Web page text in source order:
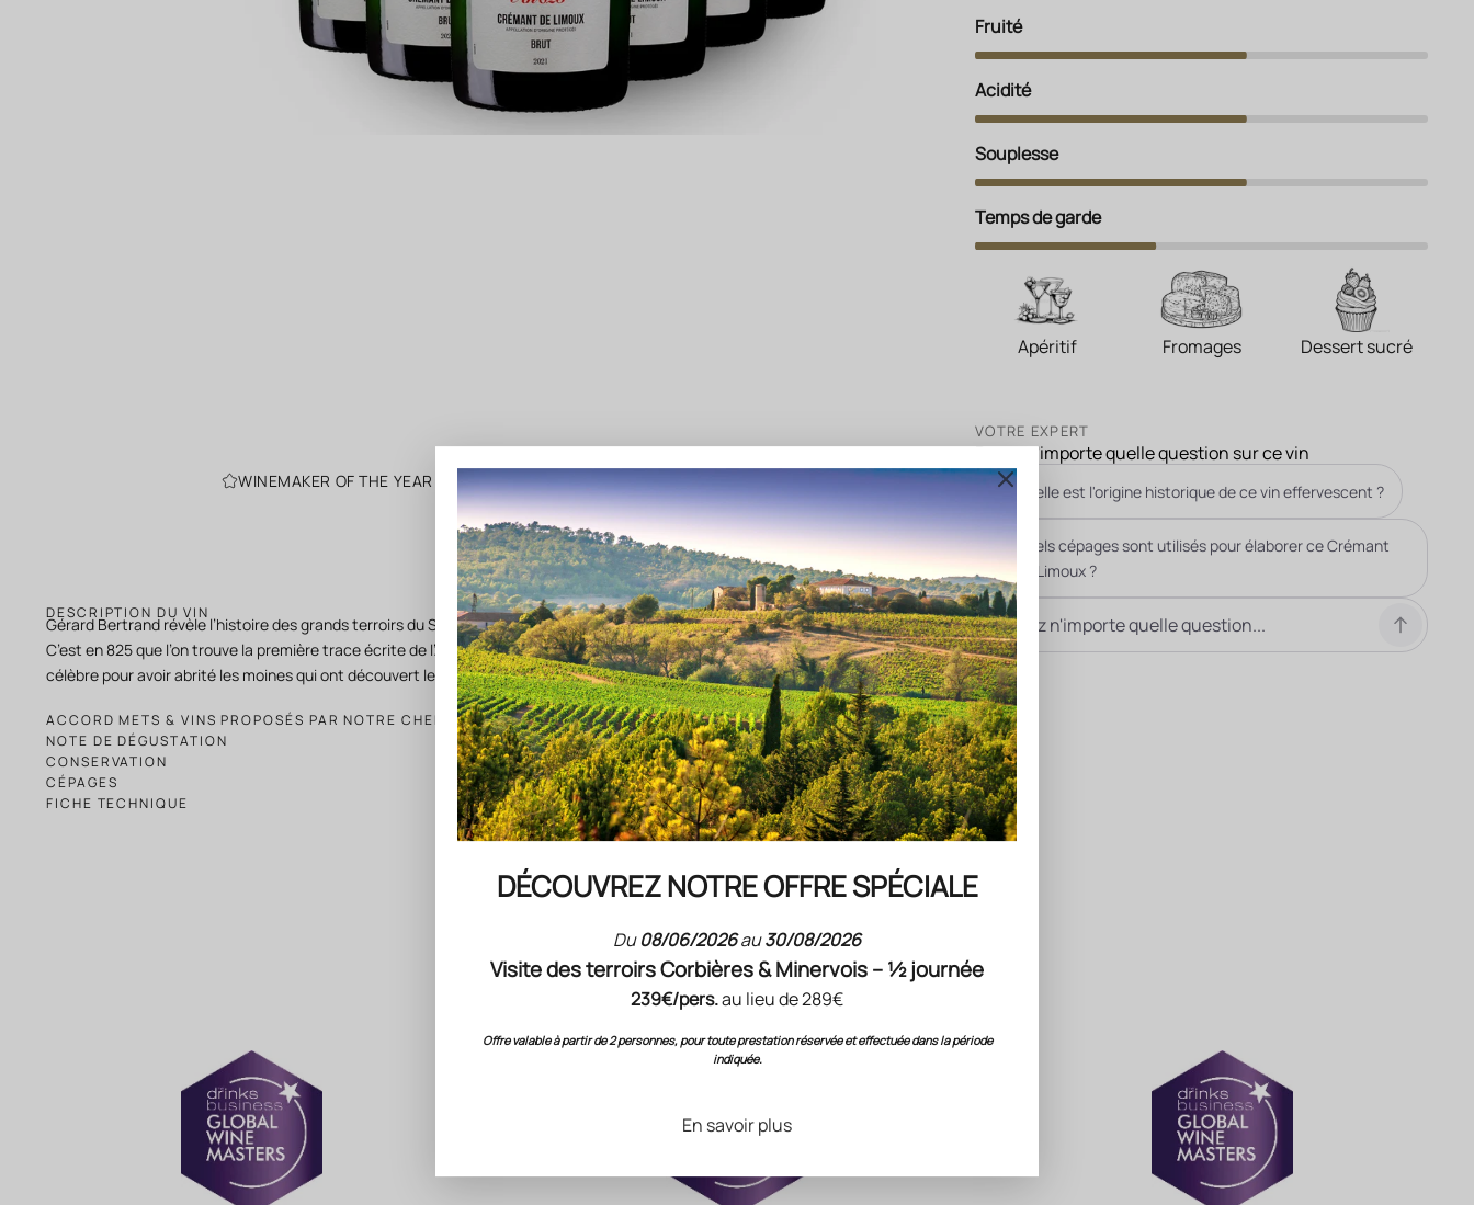
DÉCOUVREZ NOTRE OFFRE SPÉCIALE
Du08/06/2026au30/08/2026
Visite des terroirs Corbières & Minervois – ½ journée
239€/pers.au lieu de 289€
Offre valable à partir de 2 personnes, pour toute prestation réservée et effectuée dans la période
indiquée.
En savoir plus
WINEMAKER OF THE YEAR 2023
Fruité
Acidité
Souplesse
Temps de garde
Apéritif Fromages Dessert sucré
VOTRE EXPERT
Posez n'importe quelle question sur ce vin
Quelle est l'origine historique de ce vin effervescent ?
Quels cépages sont utilisés pour élaborer ce Crémant
de Limoux ?
DESCRIPTION DU VIN
Gérard Bertrand révèle l’histoire des grands terroirs du Sud de la France.
C’est en 825 que l’on trouve la première trace écrite de l’Abbaye de Saint Hilaire. Située près de Limoux, elle est
célèbre pour avoir abrité les moines qui ont découvert le secret de l’effervescence des vins.
ACCORD METS & VINS PROPOSÉS PAR NOTRE CHEF
NOTE DE DÉGUSTATION
CONSERVATION
CÉPAGES
FICHE TECHNIQUE
RECONNAISSANCE DU SAVOIR-FAIRE GÉRARD BERTRAND
Évaluations& Notation